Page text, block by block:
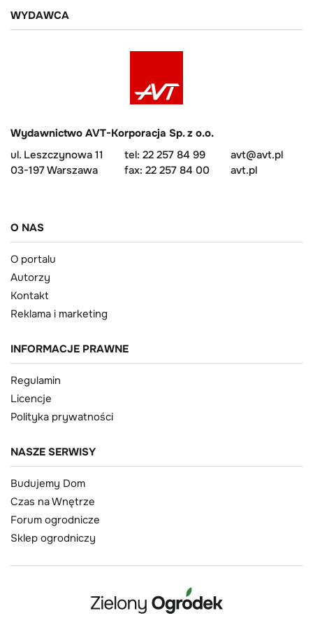
WYDAWCA
Wydawnictwo AVT-Korporacja Sp. z o.o.
ul. Leszczynowa 11
03-197 Warszawa
tel: 22 257 84 99
fax: 22 257 84 00
avt@avt.pl
avt.pl
O NAS
O portalu
Autorzy
Kontakt
Reklama i marketing
INFORMACJE PRAWNE
Regulamin
Licencje
Polityka prywatności
NASZE SERWISY
Budujemy Dom
Czas na Wnętrze
Forum ogrodnicze
Sklep ogrodniczy